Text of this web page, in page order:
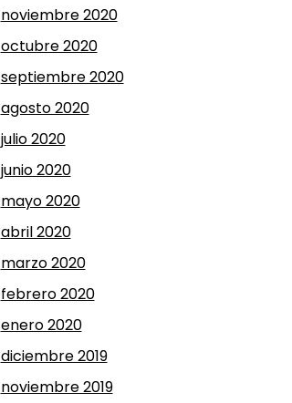
noviembre 2020
octubre 2020
septiembre 2020
agosto 2020
julio 2020
junio 2020
mayo 2020
abril 2020
marzo 2020
febrero 2020
enero 2020
diciembre 2019
noviembre 2019